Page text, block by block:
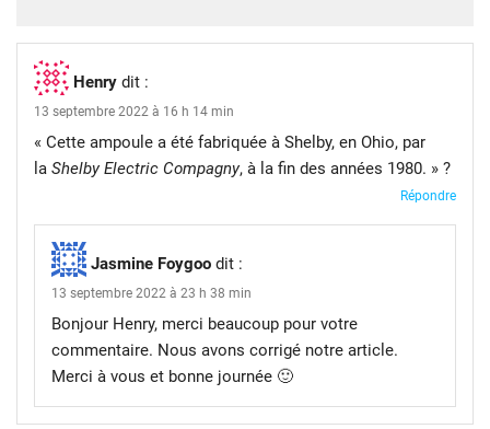
Henry dit :
13 septembre 2022 à 16 h 14 min
« Cette ampoule a été fabriquée à Shelby, en Ohio, par
la Shelby Electric Compagny, à la fin des années 1980. » ?
Répondre
Jasmine Foygoo dit :
13 septembre 2022 à 23 h 38 min
Bonjour Henry, merci beaucoup pour votre
commentaire. Nous avons corrigé notre article.
Merci à vous et bonne journée 🙂